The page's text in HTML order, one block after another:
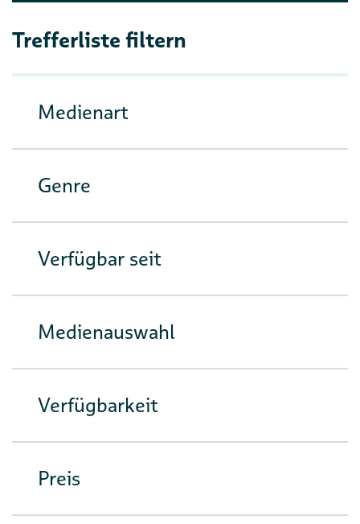
Trefferliste filtern
Medienart
Genre
Verfügbar seit
Medienauswahl
Verfügbarkeit
Preis